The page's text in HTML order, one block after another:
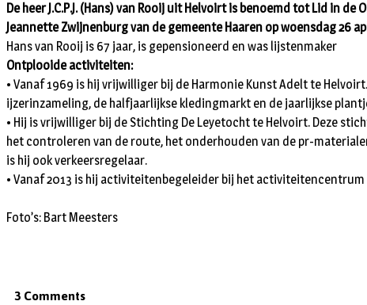
De heer J.C.P.J. (Hans) van Rooij uit Helvoirt is benoemd tot Lid in
Jeannette Zwijnenburg van de gemeente Haaren op woensdag 26
Hans van Rooij is 67 jaar, is gepensioneerd en was lijstenmaker
Ontplooide activiteiten:
• Vanaf 1969 is hij vrijwilliger bij de Harmonie Kunst Adelt te
ijzerinzameling, de halfjaarlijkse kledingmarkt en de jaarlijkse
• Hij is vrijwilliger bij de Stichting De Leyetocht te Helvoirt. Deze
het controleren van de route, het onderhouden van de pr-
is hij ook verkeersregelaar.
• Vanaf 2013 is hij activiteitenbegeleider bij het
Foto’s: Bart Meesters
3 Comments